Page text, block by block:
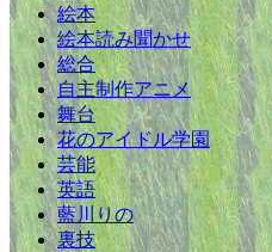
絵本
絵本読み聞かせ
総合
自主制作アニメ
舞台
花のアイドル学園
芸能
英語
藍川りの
裏技